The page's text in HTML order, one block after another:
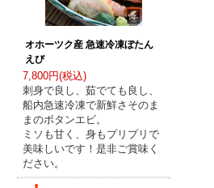
オホーツク産 急速冷凍ぼたん
えび
7,800円(税込)
刺身で良し、茹でても良し、
船内急速冷凍で新鮮さそのま
まのボタンエビ。
ミソも甘く、身もプリプリで
美味しいです！是非ご賞味く
ださい。